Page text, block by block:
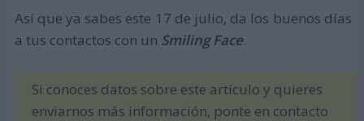
Así que ya sabes este 17 de julio, da los buenos días
a tus contactos con un Smiling Face.
Si conoces datos sobre este artículo y quieres
enviarnos más información, ponte en contacto